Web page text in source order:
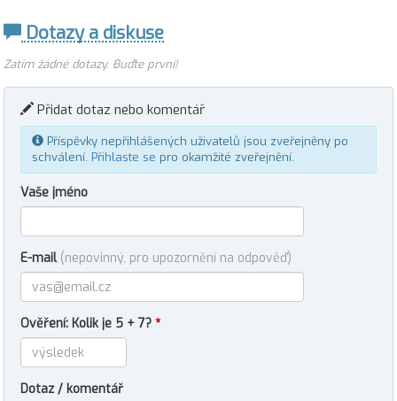
Dotazy a diskuse
Zatím žádné dotazy. Buďte první!
Přidat dotaz nebo komentář
Příspěvky nepřihlášených uživatelů jsou zveřejněny po
schválení. Přihlaste se pro okamžité zveřejnění.
Vaše jméno
E-mail (nepovinný, pro upozornění na odpověď)
Ověření: Kolik je 5 + 7? *
Dotaz / komentář